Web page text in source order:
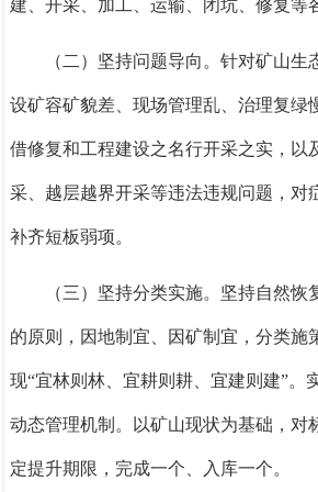
建、开采、加工、运输、闭坑、修复等
（二）坚持问题导向。针对矿山生
设矿容矿貌差、现场管理乱、治理复绿
借修复和工程建设之名行开采之实，以
采、越层越界开采等违法违规问题，对
补齐短板弱项。
（三）坚持分类实施。 坚持自然恢
的原则，因地制宜、因矿制宜，分类施
现“宜林则林、宜耕则耕、宜建则建”。
动态管理机制。以矿山现状为基础，对
定提升期限，完成一个、入库一个。